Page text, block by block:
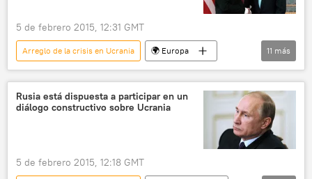
5 de febrero 2015, 12:31 GMT
Arreglo de la crisis en Ucrania
🌍 Europa
Internacional
Donbás
Ucrania
EEUU
Pavló Klimkin
Petró Poroshenko
John Kerry
Rusia
noticias
11 más
Rusia está dispuesta a participar en un
diálogo constructivo sobre Ucrania
5 de febrero 2015, 12:18 GMT